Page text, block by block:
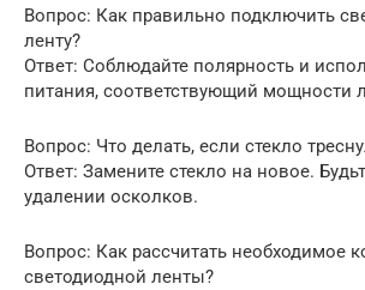
Вопрос: Как правильно подключить
ленту?
Ответ: Соблюдайте полярность и
питания, соответствующий мощности
Вопрос: Что делать, если стекло
Ответ: Замените стекло на новое.
удалении осколков.
Вопрос: Как рассчитать необходимое
светодиодной ленты?